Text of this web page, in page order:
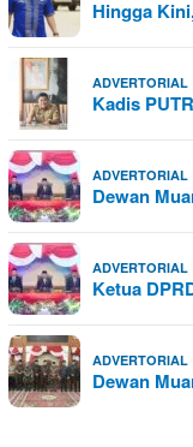
Hingga
ADVERTORIAL
Kadis
ADVERTORIAL
Dewan
ADVERTORIAL
Ketua
ADVERTORIAL
Dewan